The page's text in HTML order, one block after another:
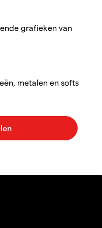
grafieken van
metalen en softs